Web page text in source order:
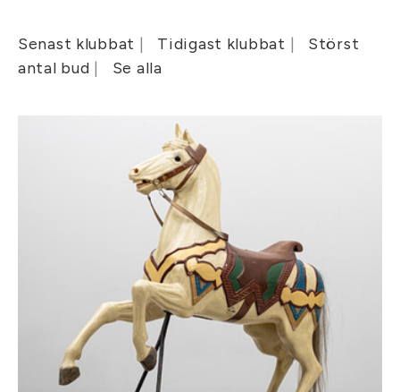
Senast klubbat Tidigast klubbat
Störst
antal bud
Se alla